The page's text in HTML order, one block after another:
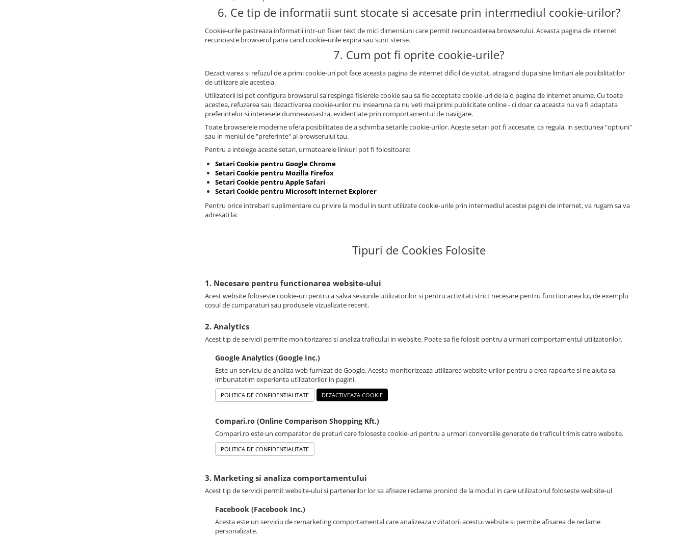
6. Ce tip de informatii sunt stocate si accesate prin intermediul cookie-urilor?
Cookie-urile pastreaza informatii intr-un fisier text de mici dimensiuni care permit recunoasterea browserului. Aceasta pagina de internet
recunoaste browserul pana cand cookie-urile expira sau sunt sterse.
7. Cum pot fi oprite cookie-urile?
Dezactivarea si refuzul de a primi cookie-uri pot face aceasta pagina de internet dificil de vizitat, atragand dupa sine limitari ale posibilitatilor
de utilizare ale acesteia.
Utilizatorii isi pot configura browserul sa respinga fisierele cookie sau sa fie acceptate cookie-uri de la o pagina de internet anume. Cu toate
acestea, refuzarea sau dezactivarea cookie-urilor nu inseamna ca nu veti mai primi publicitate online - ci doar ca aceasta nu va fi adaptata
preferintelor si interesele dumneavoastra, evidentiate prin comportamentul de navigare.
Toate browserele moderne ofera posibilitatea de a schimba setarile cookie-urilor. Aceste setari pot fi accesate, ca regula, in sectiunea "optiuni"
sau in meniul de "preferinte" al browserului tau.
Pentru a intelege aceste setari, urmatoarele linkuri pot fi folositoare:
Setari Cookie pentru Google Chrome
Setari Cookie pentru Mozilla Firefox
Setari Cookie pentru Apple Safari
Setari Cookie pentru Microsoft Internet Explorer
Pentru orice intrebari suplimentare cu privire la modul in sunt utilizate cookie-urile prin intermediul acestei pagini de internet, va rugam sa va
adresati la:
Tipuri de Cookies Folosite
1. Necesare pentru functionarea website-ului
Acest website foloseste cookie-uri pentru a salva sesiunile utilizatorilor si pentru activitati strict necesare pentru functionarea lui, de exemplu
cosul de cumparaturi sau produsele vizualizate recent.
2. Analytics
Acest tip de servicii permite monitorizarea si analiza traficului in website. Poate sa fie folosit pentru a urmari comportamentul utilizatorilor.
Google Analytics (Google Inc.)
Este un serviciu de analiza web furnizat de Google. Acesta monitorizeaza utilizarea website-urilor pentru a crea rapoarte si ne ajuta sa
imbunatatim experienta utilizatorilor in pagini.
POLITICA DE CONFIDENTIALITATE DEZACTIVEAZA COOKIE
Compari.ro (Online Comparison Shopping Kft.)
Compari.ro este un comparator de preturi care foloseste cookie-uri pentru a urmari conversiile generate de traficul trimis catre website.
POLITICA DE CONFIDENTIALITATE
3. Marketing si analiza comportamentului
Acest tip de servicii permit website-ului si partenerilor lor sa afiseze reclame pronind de la modul in care utilizatorul foloseste website-ul
Facebook (Facebook Inc.)
Acesta este un serviciu de remarketing comportamental care analizeaza vizitatorii acestui website si permite afisarea de reclame
personalizate.